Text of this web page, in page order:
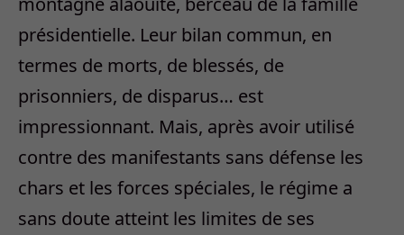
présidentielle. Leur bilan commun, en
termes de morts, de blessés, de
prisonniers, de disparus… est
impressionnant. Mais, après avoir utilisé
contre des manifestants sans défense les
chars et les forces spéciales, le régime a
sans doute atteint les limites de ses